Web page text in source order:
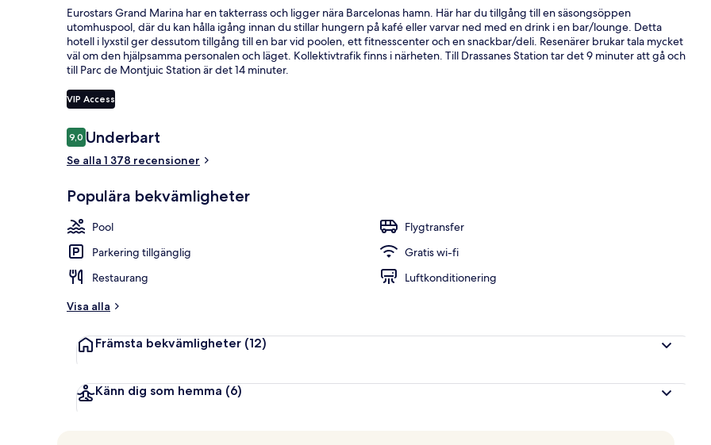
En
Eurostars Grand Marina har en takterrass och ligger nära Barcelonas hamn. Här har du tillgång till en säsongsöppen
utomhuspool, där du kan hålla igång innan du stillar hungern på kafé eller varvar ned med en drink i en bar/lounge. Detta
hotell i lyxstil ger dessutom tillgång till en bar vid poolen, ett fitnesscenter och en snackbar/deli. Resenärer brukar tala mycket
väl om den hjälpsamma personalen och läget. Kollektivtrafik finns i närheten. Till Drassanes Station tar det 9 minuter att gå och
till Parc de Montjuic Station är det 14 minuter.
VIP Access
Recensioner
9,09,0 av 10,
Underbart
Se alla 1 378 recensioner
Populära bekvämligheter
Pool
Flygtransfer
Parkering tillgänglig
Gratis wi-fi
Restaurang
Luftkonditionering
Visa alla
Främsta bekvämligheter (12)
Känn dig som hemma (6)